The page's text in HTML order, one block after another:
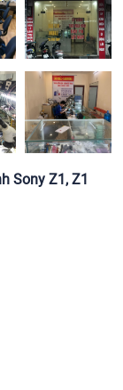
Sony Z1, Z1